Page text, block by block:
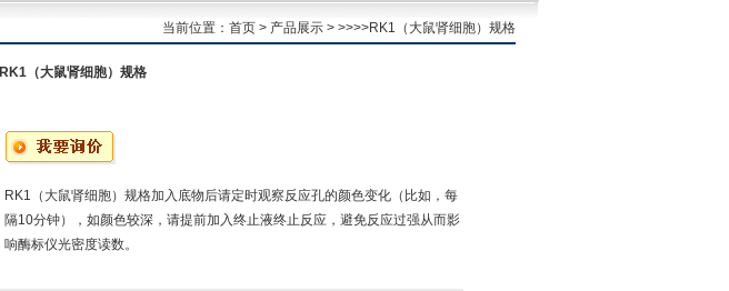
当前位置： 首页 > 产品展示 > >>>>RK1（大鼠肾细胞）规格
RK1（大鼠肾细胞）规格
RK1（大鼠肾细胞）规格加入底物后请定时观察反应孔的颜色变化（比如，每
隔10分钟），如颜色较深，请提前加入终止液终止反应，避免反应过强从而影
响酶标仪光密度读数。